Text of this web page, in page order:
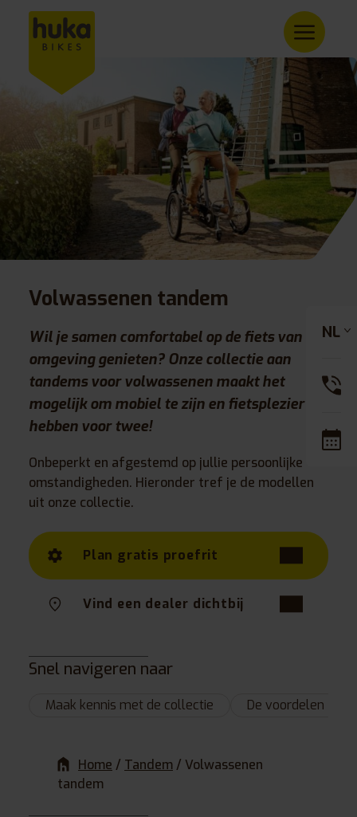
Volwassenen tandem
Wil je samen comfortabel op de fiets van de
omgeving genieten? Onze collectie aan
tandems voor volwassenen maakt het
mogelijk om mobiel te zijn en fietsplezier te
hebben voor twee!
Onbeperkt en afgestemd op jullie persoonlijke
omstandigheden. Hieronder tref je de modellen
uit onze collectie.
Plan gratis proefrit
Vind een dealer dichtbij
Snel navigeren naar
Maak kennis met de collectie De voordelen
Home / Tandem / Volwassenen
tandem
NL